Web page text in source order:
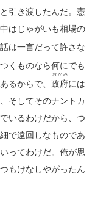
引き渡したんだ。憲
はじゃがいも相場の
は一言だって許さな
くものなら何にでも
るからで、政府
おかみ
には
そしてそのナントカ
いるわけだから、つ
で遠回しなものであ
ってわけだ。俺が思
もけなしやがったん